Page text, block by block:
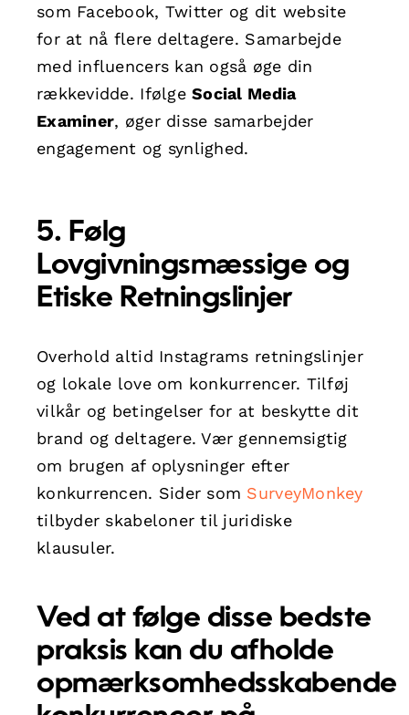
som Facebook, Twitter og dit website
for at nå flere deltagere. Samarbejde
med influencers kan også øge din
rækkevidde. IfølgeSocial Media
Examiner, øger disse samarbejder
engagement og synlighed.
5. Følg
Lovgivningsmæssige og
Etiske Retningslinjer
Overhold altid Instagrams retningslinjer
og lokale love om konkurrencer. Tilføj
vilkår og betingelser for at beskytte dit
brand og deltagere. Vær gennemsigtig
om brugen af oplysninger efter
konkurrencen. Sider som SurveyMonkey
tilbyder skabeloner til juridiske
klausuler.
Ved at følge disse bedste
praksis kan du afholde
opmærksomhedsskabende